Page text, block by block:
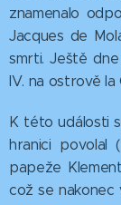
znamenalo
Jacques de
smrti. Ještě
IV. na ostrově la
K této události
hranici povolal
papeže
což se nakonec